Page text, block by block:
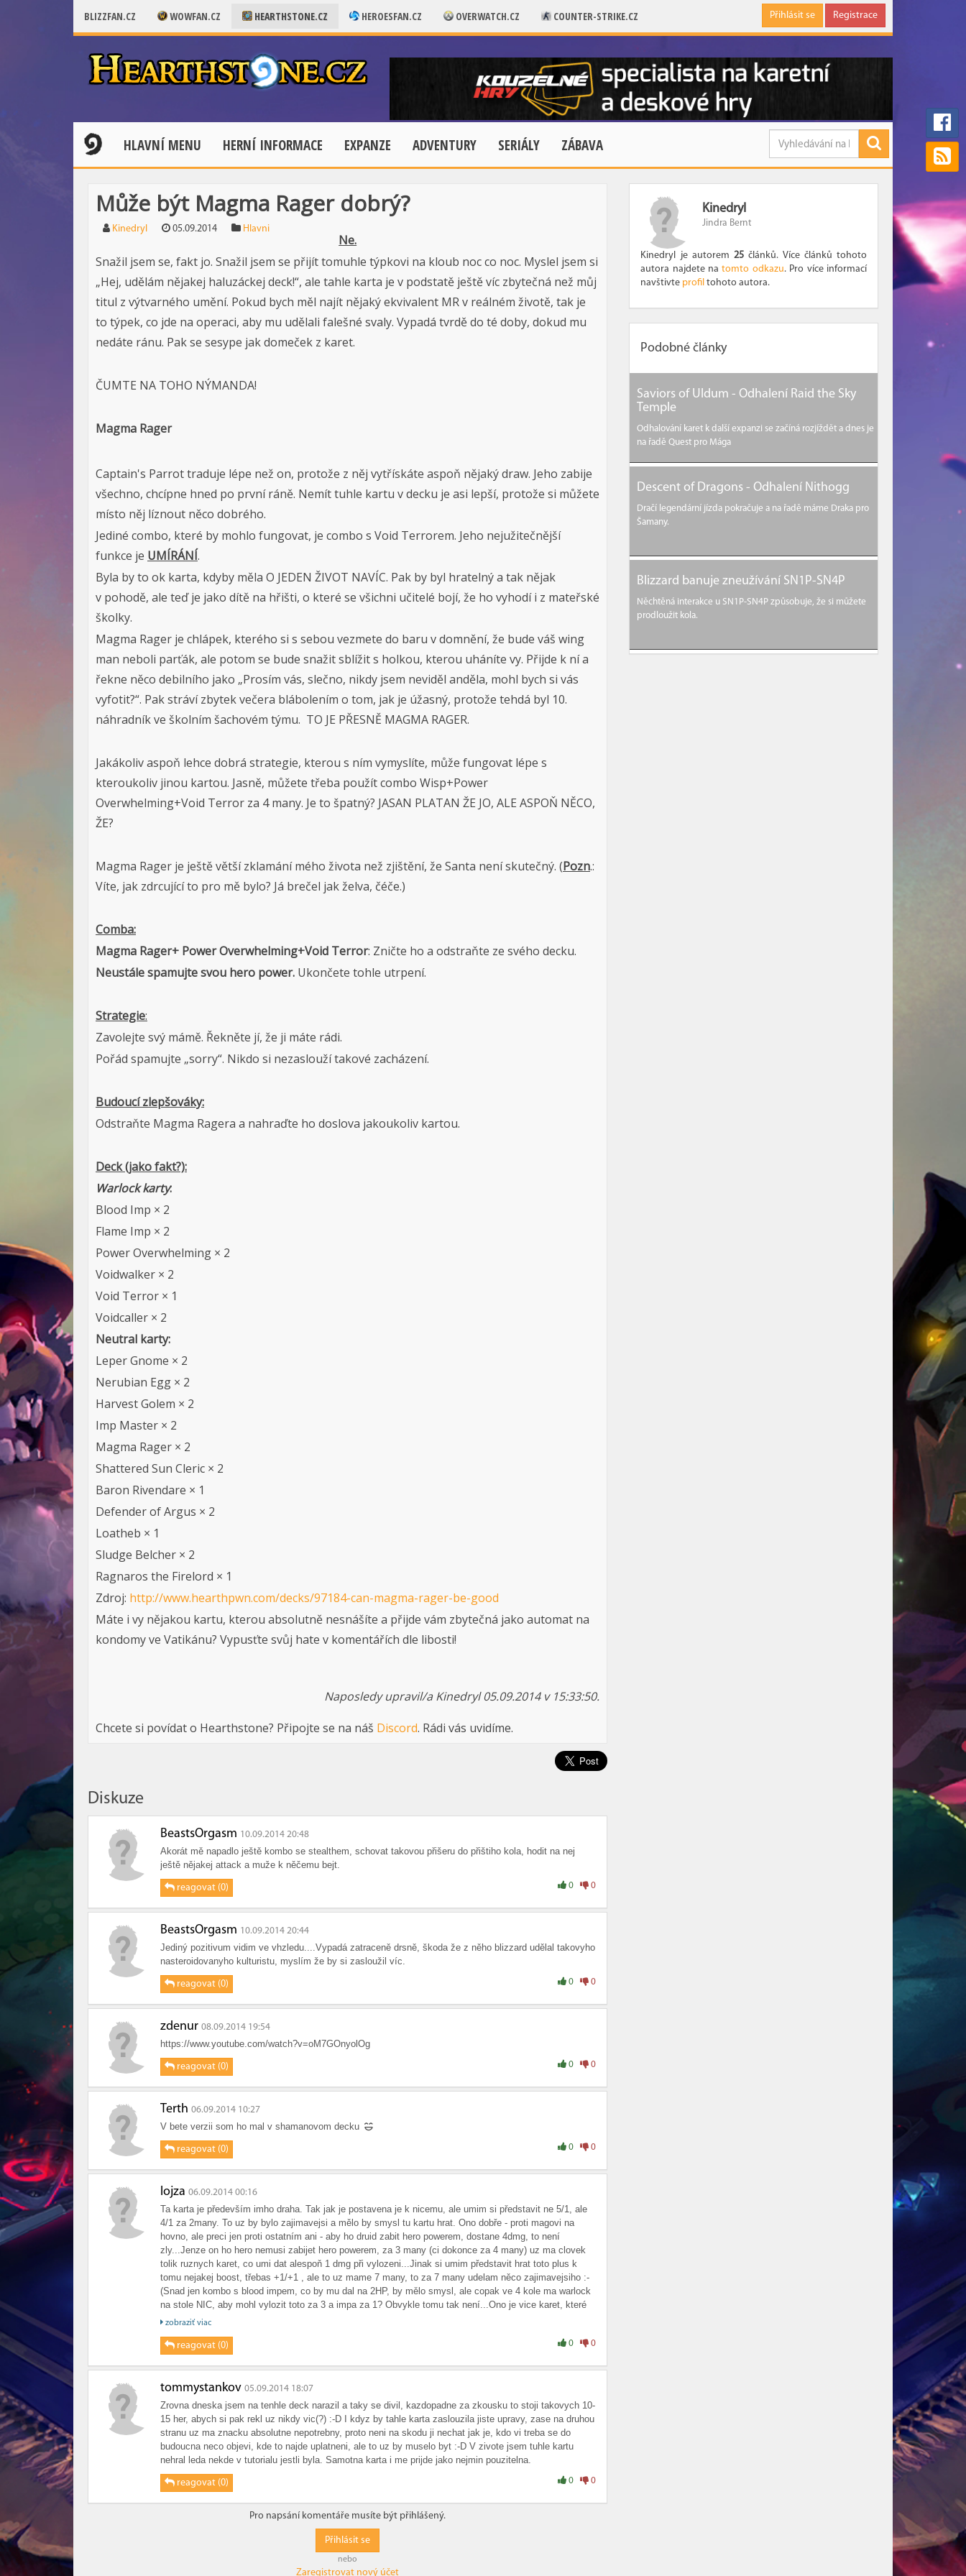
BLIZZFAN.CZ WOWFAN.CZ HEARTHSTONE.CZ HEROESFAN.CZ OVERWATCH.CZ COUNTER-STRIKE.CZ Přihlásit se Registrace
HLAVNÍ MENU HERNÍ INFORMACE EXPANZE ADVENTURY SERIÁLY ZÁBAVA
Může být Magma Rager dobrý?
Kinedryl 05.09.2014 Hlavni
Ne.
Snažil jsem se, fakt jo. Snažil jsem se přijít tomuhle týpkovi na kloub noc co noc. Myslel jsem si
„Hej, udělám nějakej haluzáckej deck!“, ale tahle karta je v podstatě ještě víc zbytečná než můj
titul z výtvarného umění. Pokud bych měl najít nějaký ekvivalent MR v reálném životě, tak je
to týpek, co jde na operaci, aby mu udělali falešné svaly. Vypadá tvrdě do té doby, dokud mu
nedáte ránu. Pak se sesype jak domeček z karet.
ČUMTE NA TOHO NÝMANDA!
Magma Rager
Captain's Parrot traduje lépe než on, protože z něj vytřískáte aspoň nějaký draw. Jeho zabije
všechno, chcípne hned po první ráně. Nemít tuhle kartu v decku je asi lepší, protože si můžete
místo něj líznout něco dobrého.
Jediné combo, které by mohlo fungovat, je combo s Void Terrorem. Jeho nejužitečnější
funkce je UMÍRÁNÍ.
Byla by to ok karta, kdyby měla O JEDEN ŽIVOT NAVÍC. Pak by byl hratelný a tak nějak
v pohodě, ale teď je jako dítě na hřišti, o které se všichni učitelé bojí, že ho vyhodí i z mateřské
školky.
Magma Rager je chlápek, kterého si s sebou vezmete do baru v domnění, že bude váš wing
man neboli parťák, ale potom se bude snažit sblížit s holkou, kterou uháníte vy. Přijde k ní a
řekne něco debilního jako „Prosím vás, slečno, nikdy jsem neviděl anděla, mohl bych si vás
vyfotit?“. Pak stráví zbytek večera blábolením o tom, jak je úžasný, protože tehdá byl 10.
náhradník ve školním šachovém týmu. TO JE PŘESNĚ MAGMA RAGER.
Jakákoliv aspoň lehce dobrá strategie, kterou s ním vymyslíte, může fungovat lépe s
kteroukoliv jinou kartou. Jasně, můžete třeba použít combo Wisp+Power
Overwhelming+Void Terror za 4 many. Je to špatný? JASAN PLATAN ŽE JO, ALE ASPOŇ NĚCO,
ŽE?
Magma Rager je ještě větší zklamání mého života než zjištění, že Santa není skutečný. (Pozn.:
Víte, jak zdrcující to pro mě bylo? Já brečel jak želva, čéče.)
Comba:
Magma Rager+ Power Overwhelming+Void Terror: Zničte ho a odstraňte ze svého decku.
Neustále spamujte svou hero power. Ukončete tohle utrpení.
Strategie:
Zavolejte svý mámě. Řekněte jí, že ji máte rádi.
Pořád spamujte „sorry“. Nikdo si nezaslouží takové zacházení.
Budoucí zlepšováky:
Odstraňte Magma Ragera a nahraďte ho doslova jakoukoliv kartou.
Deck (jako fakt?):
Warlock karty:
Blood Imp × 2
Flame Imp × 2
Power Overwhelming × 2
Voidwalker × 2
Void Terror × 1
Voidcaller × 2
Neutral karty:
Leper Gnome × 2
Nerubian Egg × 2
Harvest Golem × 2
Imp Master × 2
Magma Rager × 2
Shattered Sun Cleric × 2
Baron Rivendare × 1
Defender of Argus × 2
Loatheb × 1
Sludge Belcher × 2
Ragnaros the Firelord × 1
Zdroj: http://www.hearthpwn.com/decks/97184-can-magma-rager-be-good
Máte i vy nějakou kartu, kterou absolutně nesnášíte a přijde vám zbytečná jako automat na
kondomy ve Vatikánu? Vypusťte svůj hate v komentářích dle libosti!
Naposledy upravil/a Kinedryl 05.09.2014 v 15:33:50.
Chcete si povídat o Hearthstone? Připojte se na náš Discord. Rádi vás uvidíme.
Kinedryl
Jindra Bernt
Kinedryl je autorem25 článků. Více článků tohoto
autora najdete natomto odkazu. Pro více informací
navštivte profil tohoto autora.
Podobné články
Saviors of Uldum - Odhalení Raid the Sky
Temple
Odhalování karet k další expanzi se začíná rozjíždět a dnes je
na řadě Quest pro Mága
Descent of Dragons - Odhalení Nithogg
Dračí legendární jízda pokračuje a na řadě máme Draka pro
Šamany.
Blizzard banuje zneužívání SN1P-SN4P
Něchtěná interakce u SN1P-SN4P způsobuje, že si můžete
prodloužit kola.
Diskuze
BeastsOrgasm 10.09.2014 20:48
Akorát mě napadlo ještě kombo se stealthem, schovat takovou přišeru do přištiho kola, hodit na nej
ještě nějakej attack a muže k něčemu bejt.
reagovat (0) 0 0
BeastsOrgasm 10.09.2014 20:44
Jediný pozitivum vidim ve vhzledu....Vypadá zatraceně drsně, škoda že z něho blizzard udělal takovyho
nasteroidovanyho kulturistu, myslím že by si zasloužil víc.
reagovat (0) 0 0
zdenur 08.09.2014 19:54
https://www.youtube.com/watch?v=oM7GOnyolOg
reagovat (0) 0 0
Terth 06.09.2014 10:27
V bete verzii som ho mal v shamanovom decku
reagovat (0) 0 0
lojza 06.09.2014 00:16
Ta karta je především imho draha. Tak jak je postavena je k nicemu, ale umim si představit ne 5/1, ale
4/1 za 2many. To uz by bylo zajimavejsi a mělo by smysl tu kartu hrat. Ono dobře - proti magovi na
hovno, ale preci jen proti ostatním ani - aby ho druid zabit hero powerem, dostane 4dmg, to není
zly...Jenze on ho hero nemusi zabijet hero powerem, za 3 many (ci dokonce za 4 many) uz ma clovek
tolik ruznych karet, co umi dat alespoň 1 dmg při vylozeni...Jinak si umim představit hrat toto plus k
tomu nejakej boost, třebas +1/+1 , ale to uz mame 7 many, to za 7 many udelam něco zajimavejsiho :-
(Snad jen kombo s blood impem, co by mu dal na 2HP, by mělo smysl, ale copak ve 4 kole ma warlock
na stole NIC, aby mohl vylozit toto za 3 a impa za 1? Obvykle tomu tak není...Ono je vice karet, které
jsou takhle na nic, není v tom chudak sam :-))
zobraziť viac
reagovat (0) 0 0
tommystankov 05.09.2014 18:07
Zrovna dneska jsem na tenhle deck narazil a taky se divil, kazdopadne za zkousku to stoji takovych 10-
15 her, abych si pak rekl uz nikdy vic(?) :-D I kdyz by tahle karta zaslouzila jiste upravy, zase na druhou
stranu uz ma znacku absolutne nepotrebny, proto neni na skodu ji nechat jak je, kdo vi treba se do
budoucna neco objevi, kde to najde uplatneni, ale to uz by muselo byt :-D V zivote jsem tuhle kartu
nehral leda nekde v tutorialu jestli byla. Samotna karta i me prijde jako nejmin pouzitelna.
reagovat (0) 0 0
Pro napsání komentáře musíte být přihlášený.
Přihlásit se
nebo
Zaregistrovat nový účet